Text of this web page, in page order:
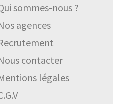
sommes-nous ?
agences
contacter
légales